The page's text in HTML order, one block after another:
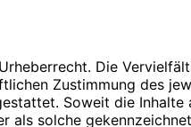
Daten verwenden wir
der Übersendung
Die
Zustimmung des
Soweit die
als solche